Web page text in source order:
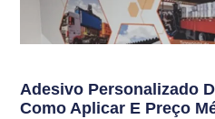
Adesivo Personalizado
Como Aplicar E Preço